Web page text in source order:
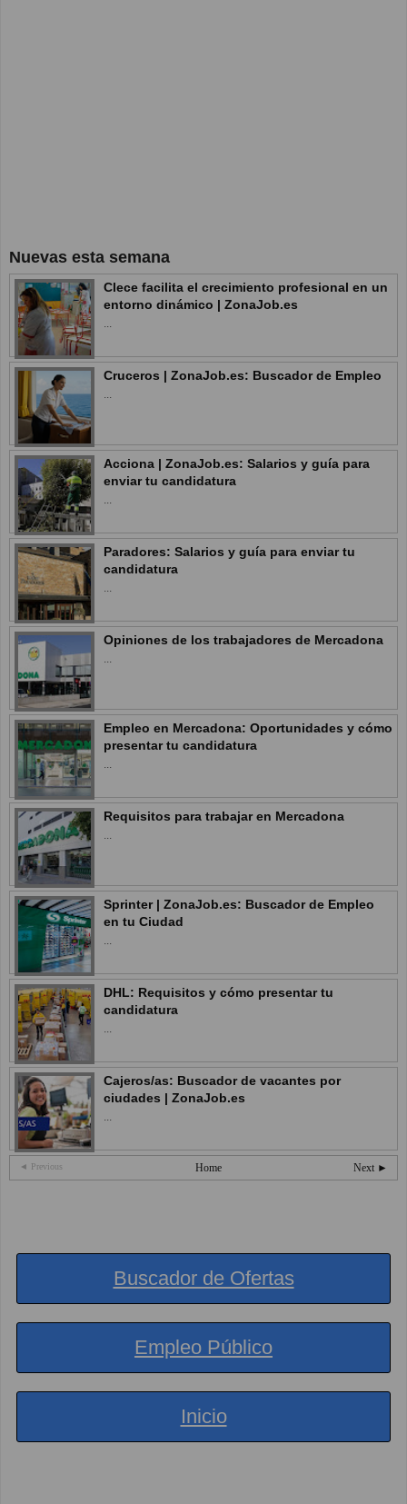
Nuevas esta semana
Clece facilita el crecimiento profesional en un
entorno dinámico | ZonaJob.es
Cruceros | ZonaJob.es: Buscador de Empleo
Acciona | ZonaJob.es: Salarios y guía para
enviar tu candidatura
Paradores: Salarios y guía para enviar tu
candidatura
Opiniones de los trabajadores de Mercadona
Empleo en Mercadona: Oportunidades y cómo
presentar tu candidatura
Requisitos para trabajar en Mercadona
Sprinter | ZonaJob.es: Buscador de Empleo
en tu Ciudad
DHL: Requisitos y cómo presentar tu
candidatura
Cajeros/as: Buscador de vacantes por
ciudades | ZonaJob.es
◄ Previous Next ►
Home
Buscador de Ofertas
Empleo Público
Inicio